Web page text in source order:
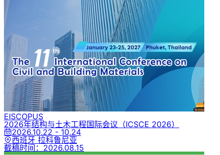
EISCOPUS
2026年结构与土木工程国际会议 （ICSCE 2026）
2026.10.22 - 10.24
西班牙 拉科鲁尼亚
截稿时间： 2026.08.15